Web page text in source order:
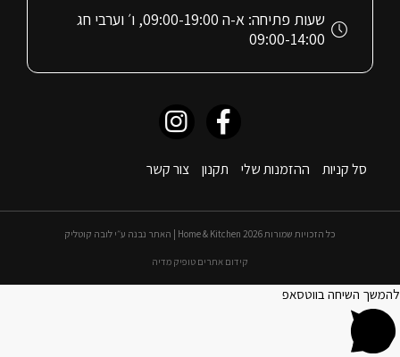
סל קניות ההזמנות שלי תקנון צור קשר
שעות פתיחה: א-ה 09:00-19:00, ו׳ וערבי חג
09:00-14:00
כל הזכויות שמורות 2026 Home & Kitchen | האתר נבנה ע״י לובה קוטליק
קידום אתרים טופיק מדיה
להמשך השיחה בווטסאפ